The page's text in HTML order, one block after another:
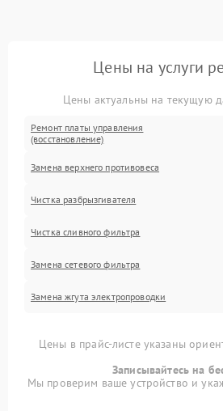
Цены на услуги
Цены актуальны на текущую
Ремонт платы управления
(восстановление)
Замена верхнего противовеса
Чистка разбрызгивателя
Чистка сливного фильтра
Замена сетевого фильтра
Замена жгута электропроводки
Цены в прайс-листе указаны
Записывайтесь на
Мы проверим ваше устройство и